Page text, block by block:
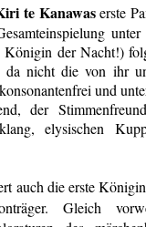
te Kanawaserste
der Nacht!)
da nicht die von ihr
und
der
elysischen
auch die erste
Gleich